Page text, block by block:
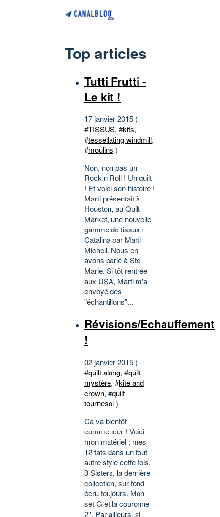
Top articles
Tutti Frutti -
Le kit !
17 janvier 2015 (
#TISSUS, #kits,
#tessellating windmill,
#moulins )
Non, non pas un
Rock n Roll ! Un quilt
! Et voici son histoire !
Marti présentait à
Houston, au Quilt
Market, une nouvelle
gamme de tissus :
Catalina par Marti
Michell. Nous en
avons parlé à Ste
Marie. Si tôt rentrée
aux USA, Marti m'a
envoyé des
"échantillons"...
Révisions/Echauffement
!
02 janvier 2015 (
#quilt along, #quilt
mystère, #kite and
crown, #quilt
tournesol)
Ca va bientôt
commencer ! Voici
mon matériel : mes
12 fats dans un tout
autre style cette fois,
3 Sisters, la dernière
collection, sur fond
écru toujours. Mon
set G et la couronne
2''. Par ailleurs, si